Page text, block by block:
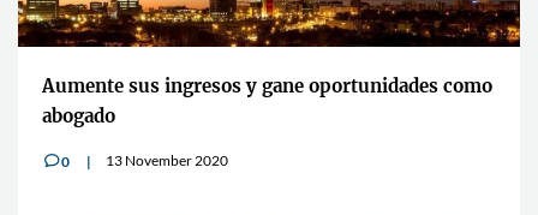
Aumente sus ingresos y gane oportunidades como
abogado
v0 13 November 2020